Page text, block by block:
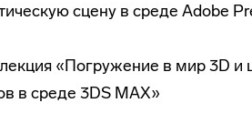
сцену в среде Adobe
«Погружение в мир 3D
в среде 3DS MAX»